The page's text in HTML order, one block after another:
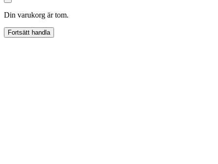
Din varukorg är tom.
Fortsätt handla